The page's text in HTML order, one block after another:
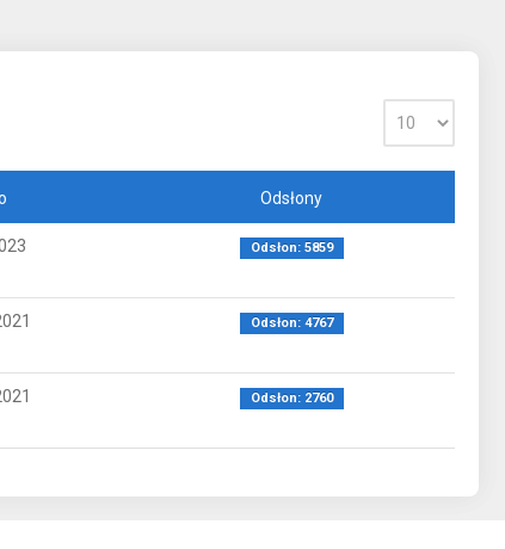
Odsłony
Odsłon: 5859
Odsłon: 4767
Odsłon: 2760